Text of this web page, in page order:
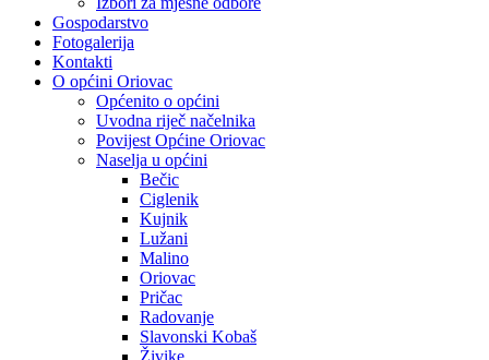
Gospodarstvo
Fotogalerija
Kontakti
O općini Oriovac
Općenito o općini
Uvodna riječ načelnika
Povijest Općine Oriovac
Naselja u općini
Bečic
Ciglenik
Kujnik
Lužani
Malino
Oriovac
Pričac
Radovanje
Slavonski Kobaš
Živike